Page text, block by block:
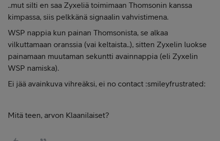
..mut silti en saa Zyxeliä toimimaan Thomsonin kanssa
kimpassa, siis pelkkänä signaalin vahvistimena.
WSP nappia kun painan Thomsonista, se alkaa
vilkuttamaan oranssia (vai keltaista..), sitten Zyxelin luokse
painamaan muutaman sekuntti avainnappia (eli Zyxelin
WSP namiska).
Ei jää avainkuva vihreäksi, ei no contact :smileyfrustrated:
Mitä teen, arvon Klaanilaiset?